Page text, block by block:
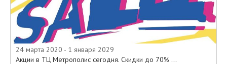
24 марта 2020 - 1 января 2029
Акции в ТЦ Метрополис сегодня. Скидки до 70% ...